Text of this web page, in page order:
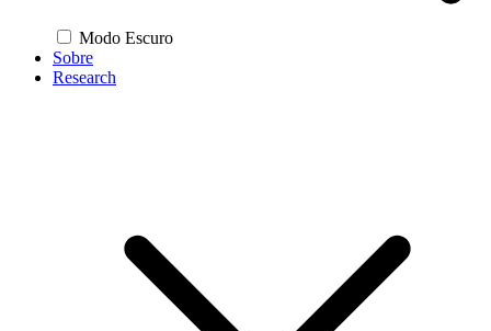
Modo Escuro
Sobre
Research